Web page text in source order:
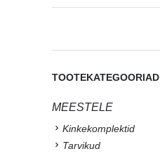
TOOTEKATEGOORIAD
MEESTELE
Kinkekomplektid
Tarvikud